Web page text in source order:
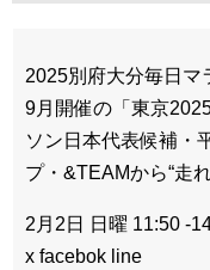
2025別府大分毎日マ
9月開催の「東京
ソン日本代表候補・
プ・&TEAMから“走
2月2日 日曜 11:50 -
x facebok line